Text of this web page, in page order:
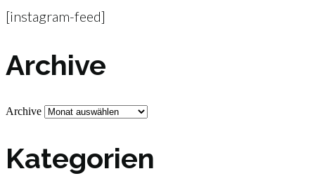
[instagram-feed]
Archive
Archive
Kategorien